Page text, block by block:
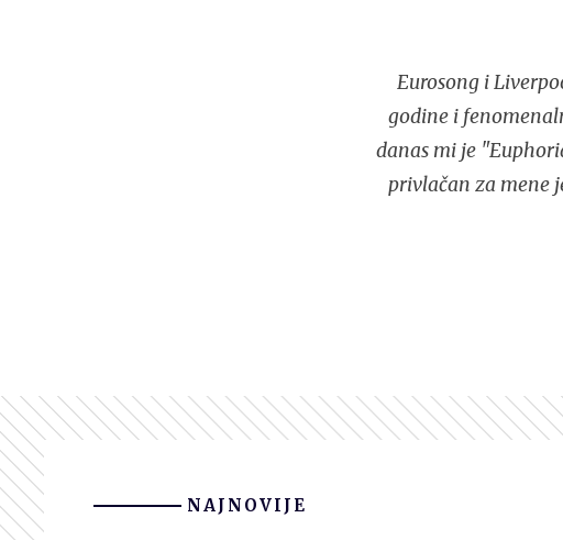
Eurosong i
godine i
danas mi je
privlačan za mene
NAJNOVIJE